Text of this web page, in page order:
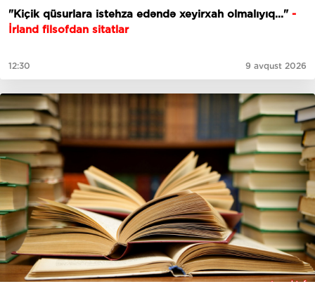
"Kiçik qüsurlara istehza edəndə xeyirxah olmalıyıq..."-
İrland filsofdan sitatlar
12:30 9 avqust 2026